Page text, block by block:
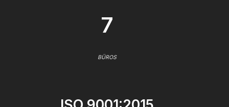
7
BÜROS